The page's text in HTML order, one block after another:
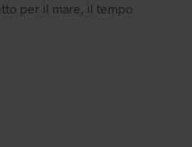
per il mare, il tempo